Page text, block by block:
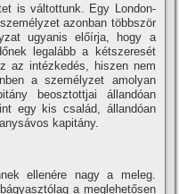
is váltottunk. Egy London-
azonban többször
ugyanis előí­rja, hogy a
legalább a kétszeresét
az intézkedés, hiszen nem
a személyzet amolyan
beosztottjai állandóan
egy kis család, állandóan
kapitány.
ellenére nagy a meleg.
a meglehetősen